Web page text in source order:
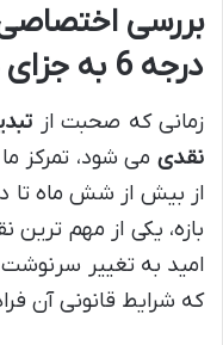
بررسی
درجه 6 به جزای نقدی
زمانی که صحبت از
نقدی می شود، تمرکز
از بیش از شش ماه تا
بازه، یکی از مهم
امید به تغییر
که شرایط قانونی آن